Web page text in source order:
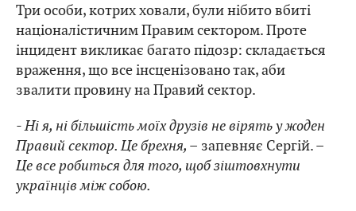
Три особи, котрих ховали, були нібито вбиті
націоналістичним Правим сектором. Проте
інцидент викликає багато підозр: складається
враження, що все інсценізовано так, аби
звалити провину на Правий сектор.
- Ні я, ні більшість моїх друзів не вірять у жоден
Правий сектор. Це брехня, – запевняє Сергій. –
Це все робиться для того, щоб зіштовхнути
українців між собою.